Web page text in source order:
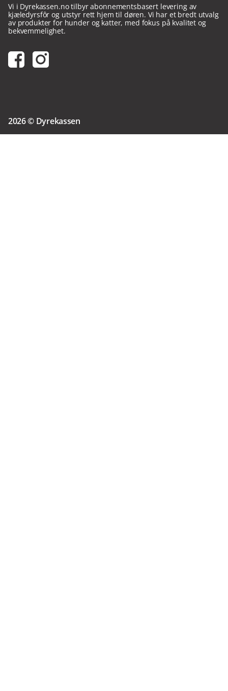
Vi i Dyrekassen.no tilbyr abonnementsbasert levering av
kjæledyrsfôr og utstyr rett hjem til døren. Vi har et bredt utvalg
av produkter for hunder og katter, med fokus på kvalitet og
bekvemmelighet.
2026© Dyrekassen